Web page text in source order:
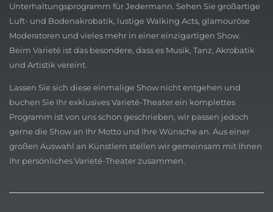
Unterhaltungsprogramm für Jedermann. Sehen Sie großartige
Luft- und Bodenakrobatik, lustige Walking Acts, glamouröse
Moderatoren und vieles mehr in einer einzigartigen Show.
Beim Varieté ist das besondere, dass es Musik, Tanz, Akrobatik
und Artistik vereint.
Lassen Sie sich diese einmalige Show nicht entgehen und
buchen Sie Ihr exklusives Varieté-Theater.ein komplettes
Programm ist von uns schon geschrieben, wir passen jedoch
gerne die Show an Ihr Motto und Ihre Wünsche an. Aus einer
großen Auswahl an Künstlern stellen wir gemeinsam mit Ihnen
Ihr persönliches Varieté-Theater zusammen.